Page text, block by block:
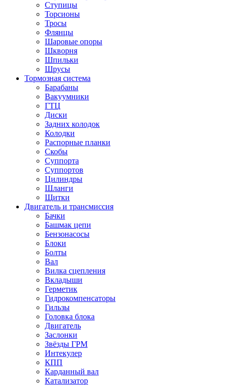
Ступицы
Торсионы
Тросы
Флянцы
Шаровые опоры
Шкворня
Шпильки
Шрусы
Тормозная система
Барабаны
Вакуумники
ГТЦ
Диски
Задних колодок
Колодки
Распорные планки
Скобы
Суппорта
Суппортов
Цилиндры
Шланги
Щитки
Двигатель и трансмиссия
Бачки
Башмак цепи
Бензонасосы
Блоки
Болты
Вал
Вилка сцепления
Вкладыши
Герметик
Гидрокомпенсаторы
Гильзы
Головка блока
Двигатель
Заслонки
Звёзды ГРМ
Интекулер
КПП
Карданный вал
Катализатор